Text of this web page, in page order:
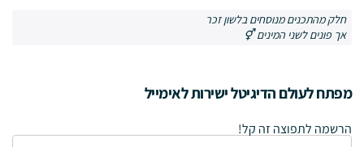
חלק מהתכנים מנוסחים בלשון זכר
אך פונים לשני המינים ⚥
מפתח לעולם הדיגיטל ישירות לאימייל
הרשמה לתפוצה זה קל!